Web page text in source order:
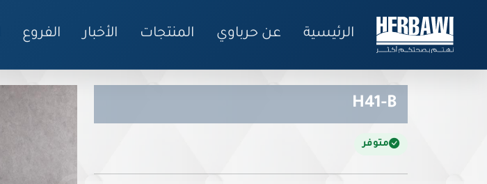
الرئيسية عن حرباوي المنتجات الأخبار الفروع
H41-B
متوفر